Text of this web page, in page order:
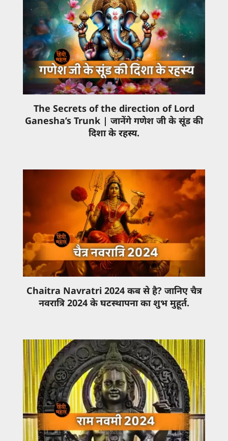
The Secrets of the direction of Lord
Ganesha’s Trunk | जानेंगे गणेश जी के सूंड की
दिशा के रहस्य.
Chaitra Navratri 2024 कब से है? जानिए चैत्र
नवरात्रि 2024 के घटस्थापना का शुभ मुहूर्त.